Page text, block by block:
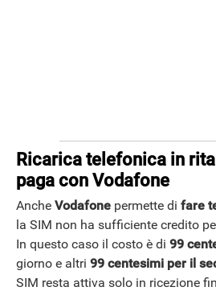
Ricarica telefonica in
paga con Vodafone
Anche Vodafone permette di fare
la SIM non ha sufficiente credito
In questo caso il costo è di 99
giorno e altri 99 centesimi per il
SIM resta attiva solo in ricezione